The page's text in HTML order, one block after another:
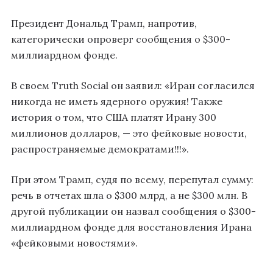
Президент Дональд Трамп, напротив,
категорически опроверг сообщения о $300-
миллиардном фонде.
В своем Truth Social он заявил: «Иран согласился
никогда не иметь ядерного оружия! Также
история о том, что США платят Ирану 300
миллионов долларов, — это фейковые новости,
распространяемые демократами!!!».
При этом Трамп, судя по всему, перепутал сумму:
речь в отчетах шла о $300 млрд, а не $300 млн. В
другой публикации он назвал сообщения о $300-
миллиардном фонде для восстановления Ирана
«фейковыми новостями».